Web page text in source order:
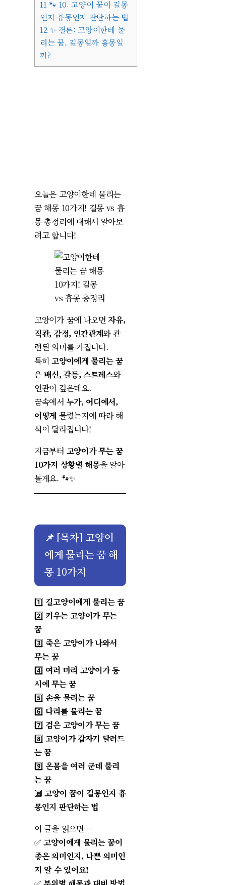
11 🐾 10. 고양이 꿈이 길몽
인지 흉몽인지 판단하는 법
12 ✨ 결론: 고양이한테 물
리는 꿈, 길몽일까 흉몽일
까?
오늘은 고양이한테 물리는
꿈 해몽 10가지! 길몽 vs 흉
몽 총정리에 대해서 알아보
려고 합니다!
고양이가 꿈에 나오면자유,
직관, 감정, 인간관계와 관
련된 의미를 가집니다.
특히고양이에게 물리는 꿈
은 배신, 갈등, 스트레스와
연관이 깊은데요.
꿈속에서 누가, 어디에서,
어떻게 물렸는지에 따라 해
석이 달라집니다!
지금부터 고양이가 무는 꿈
10가지 상황별 해몽을 알아
볼게요. 🐾✨
📌 [목차] 고양이
에게 물리는 꿈 해
몽 10가지
1️⃣ 길고양이에게 물리는 꿈
2️⃣ 키우는 고양이가 무는
꿈
3️⃣죽은 고양이가 나와서
무는 꿈
4️⃣ 여러 마리 고양이가 동
시에 무는 꿈
5️⃣손을 물리는 꿈
6️⃣ 다리를 물리는 꿈
7️⃣ 검은 고양이가 무는 꿈
8️⃣고양이가 갑자기 달려드
는 꿈
9️⃣온몸을 여러 군데 물리
는 꿈
🔟고양이 꿈이 길몽인지 흉
몽인지 판단하는 법
이 글을 읽으면…
✅고양이에게 물리는 꿈이
좋은 의미인지, 나쁜 의미인
지 알 수 있어요!